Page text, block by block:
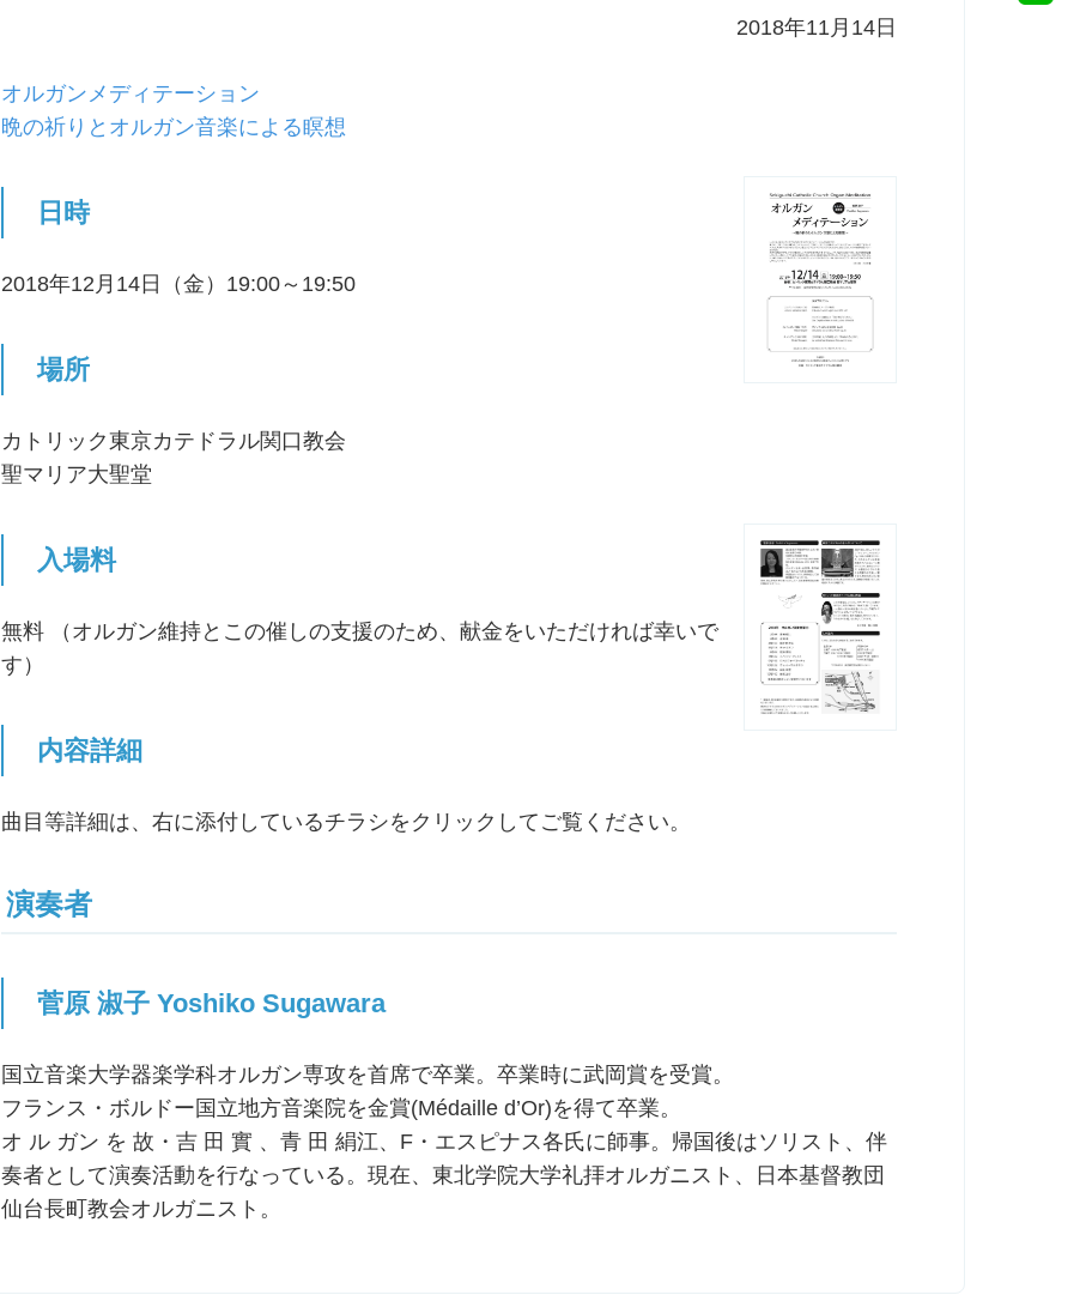
2018年11月14日
オルガンメディテーション
晩の祈りとオルガン音楽による瞑想
日時
2018年12月14日（金）19:00～19:50
場所
カトリック東京カテドラル関口教会
聖マリア大聖堂
入場料
無料 （オルガン維持とこの催しの支援のため、献金をいただければ幸いで
す）
内容詳細
曲目等詳細は、右に添付しているチラシをクリックしてご覧ください。
演奏者
菅原 淑子 Yoshiko Sugawara
国立音楽大学器楽学科オルガン専攻を首席で卒業。卒業時に武岡賞を受賞。
フランス・ボルドー国立地方音楽院を金賞(Médaille d’Or)を得て卒業。
オ ル ガン を 故・吉 田 實 、青 田 絹江、F・エスピナス各氏に師事。帰国後はソリスト、伴
奏者として演奏活動を行なっている。現在、東北学院大学礼拝オルガニスト、日本基督教団
仙台長町教会オルガニスト。